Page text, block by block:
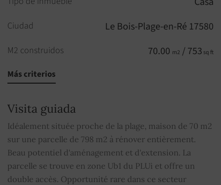
Ciudad Le Bois-Plage-en-Ré 17580
M2 construidos 70.00 m2 / 753 sq ft
Habitaciones
Aseo 1
Bien sujeto al régimen de copropiedad
Cuota media de los gastos comunes
Más criterios
Visita guiada
Idéalement située proche de la plage, maison de 70 m2
sur une parcelle de 798 m2 à rénover entièrement.
Beau potentiel d'aménagement et d'extension. La
parcelle se trouve en zone Ub1 du PLUi et offre un
double accès. Opportunité rare dans ce secteur